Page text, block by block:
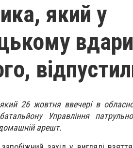
який у
26 жовтня ввечері в
Управління
арешт.